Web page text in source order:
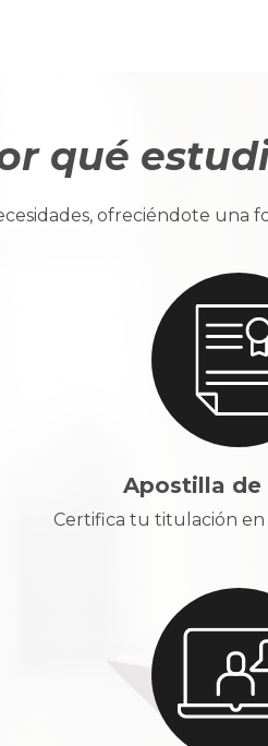
qué
ofreciéndote
Apostilla de
Certifica tu titulación en